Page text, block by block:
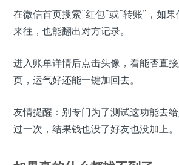
在微信首页搜索“红包”或“转账”，如
来往，也能翻出对方记录。
进入账单详情后点击头像，看能否直
页，运气好还能一键加回去。
友情提醒：别专门为了测试这功能去
过一次，结果钱也没了好友也没加上。